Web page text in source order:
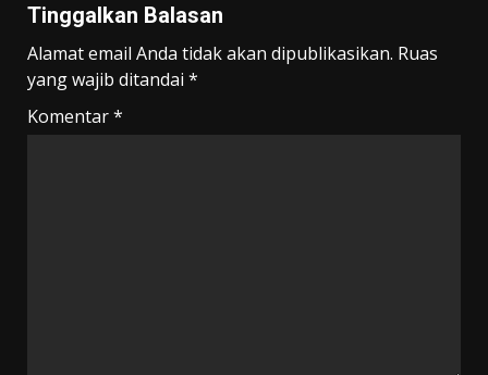
Tinggalkan Balasan
Alamat email Anda tidak akan dipublikasikan. Ruas
yang wajib ditandai *
Komentar*